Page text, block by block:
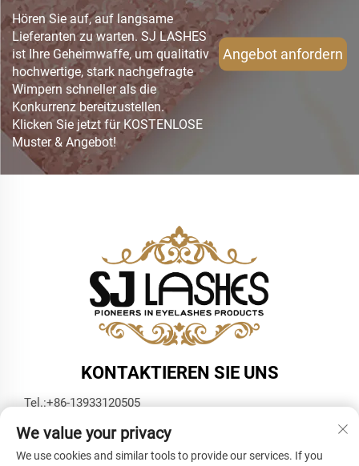
Hören Sie auf, auf langsame
Lieferanten zu warten. SJ LASHES
ist Ihre Geheimwaffe, um qualitativ
hochwertige, stark nachgefragte
Wimpern schneller als die
Konkurrenz bereitzustellen.
Klicken Sie jetzt für KOSTENLOSE
Muster & Angebot!
Angebot anfordern
KONTAKTIEREN SIE UNS
Tel.:+86-13933120505
E-Mail:[email protected]
WhatsApp:+86-13933120505
We value your privacy
We use cookies and similar tools to provide our services. If you